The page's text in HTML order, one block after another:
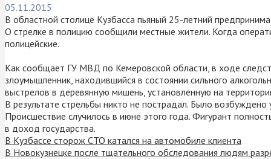
05.11.2015
В областной столице Кузбасса пьяный 25-летний
О стрелке в полицию сообщили местные жители. Когда
полицейские.
Как сообщает ГУ МВД по Кемеровской области, в ходе
злоумышленник, находившийся в состоянии сильного
выстрелов в деревянную мишень, установленную на
В результате стрельбы никто не пострадал. Было
Происшествие случилось в июне этого года. Фигурант
в доход государства.
В Кузбассе сторож СТО катался на автомобиле клиента
В Новокузнецке после тщательного обследования людям